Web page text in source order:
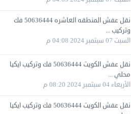
وتركيب ...
السبت 07 سبتمبر 2024 04:08 م
نقل عفش الكويت 50636444 فك وتركيب ايكيا
الأربعاء 04 سبتمبر 2024 08:20 م
نقل عفش الكويت 50636444 فك وتركيب ايكيا
محلي ...
الثلاثاء 03 سبتمبر 2024 07:06 م